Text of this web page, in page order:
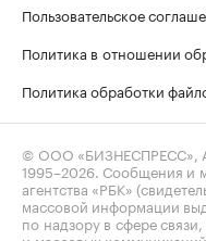
Пользовательское
Политика в отношении
Политика обработки
© ООО «БИЗНЕСПРЕСС»,
1995–2026 . Сообщения и
агентства «РБК»
массовой информации
по надзору в сфере